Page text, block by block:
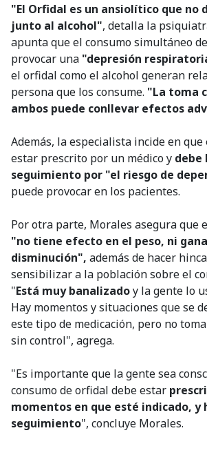
"El Orfidal es un ansiolítico que no
junto al alcohol", detalla la
apunta que el consumo simultáneo
provocar una "depresión
el orfidal como el alcohol generan
persona que los consume. "La toma
ambos puede conllevar efectos
Además, la especialista incide en
estar prescrito por un médico y debe
seguimiento por "el riesgo de
puede provocar en los pacientes.
Por otra parte, Morales asegura que
"no tiene efecto en el peso, ni
disminución", además de hacer
sensibilizar a la población sobre el
"Está muy banalizadoy la gente lo
Hay momentos y situaciones que se
este tipo de medicación, pero no
sin control", agrega.
"Es importante que la gente sea
consumo de orfidal debe estar
momentos en que esté indicado, y
seguimiento", concluye Morales.